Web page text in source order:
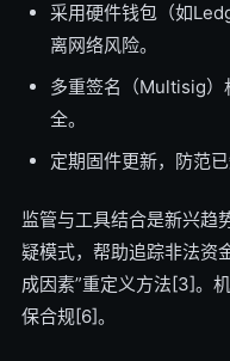
采用硬件钱包（如
离网络风险。
多重签名（Multisig）
全。
定期固件更新，防范已
监管与工具结合是新兴趋
疑模式，帮助追踪非法资
成因素”重定义方法[3]。
保合规[6]。